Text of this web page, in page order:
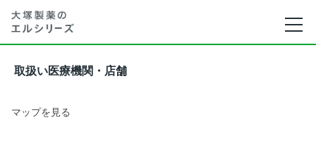
取扱い医療機関・店舗
マップを見る